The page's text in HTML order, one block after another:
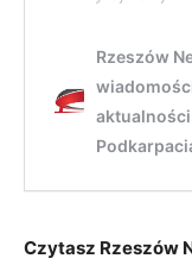
Czytasz Rzeszów